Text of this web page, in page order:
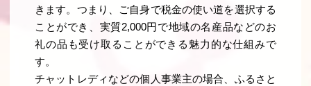
きます。つまり、ご自身で税金の使い道を選択する
ことができ、実質2,000円で地域の名産品などのお
礼の品も受け取ることができる魅力的な仕組みで
す。
チャットレディなどの個人事業主の場合、ふるさと